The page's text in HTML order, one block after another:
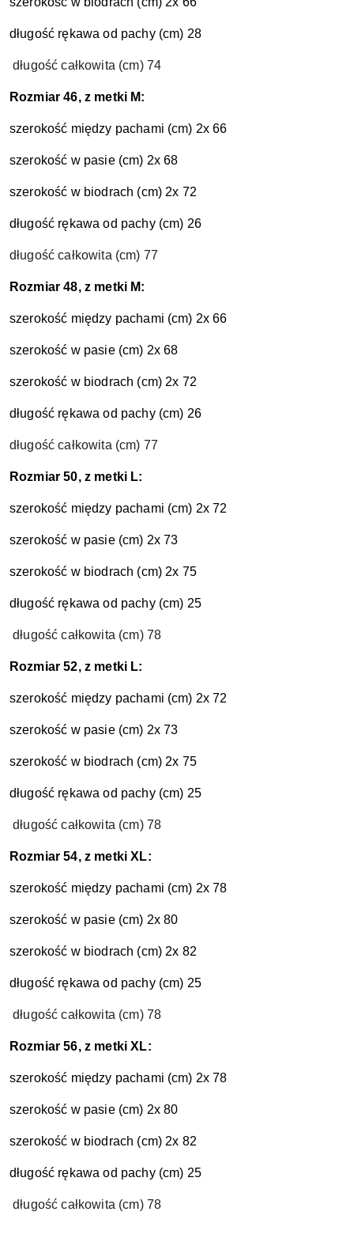
długość rękawa od pachy (cm) 28
długość całkowita (cm) 74
Rozmiar 46, z metki M:
szerokość między pachami (cm) 2x 66
szerokość w pasie (cm) 2x 68
szerokość w biodrach (cm) 2x 72
długość rękawa od pachy (cm) 26
długość całkowita (cm) 77
Rozmiar 48, z metki M:
szerokość między pachami (cm) 2x 66
szerokość w pasie (cm) 2x 68
szerokość w biodrach (cm) 2x 72
długość rękawa od pachy (cm) 26
długość całkowita (cm) 77
Rozmiar 50, z metki L:
szerokość między pachami (cm) 2x 72
szerokość w pasie (cm) 2x 73
szerokość w biodrach (cm) 2x 75
długość rękawa od pachy (cm) 25
długość całkowita (cm) 78
Rozmiar 52, z metki L:
szerokość między pachami (cm) 2x 72
szerokość w pasie (cm) 2x 73
szerokość w biodrach (cm) 2x 75
długość rękawa od pachy (cm) 25
długość całkowita (cm) 78
Rozmiar 54, z metki XL:
szerokość między pachami (cm) 2x 78
szerokość w pasie (cm) 2x 80
szerokość w biodrach (cm) 2x 82
długość rękawa od pachy (cm) 25
długość całkowita (cm) 78
Rozmiar 56, z metki XL:
szerokość między pachami (cm) 2x 78
szerokość w pasie (cm) 2x 80
szerokość w biodrach (cm) 2x 82
długość rękawa od pachy (cm) 25
długość całkowita (cm) 78